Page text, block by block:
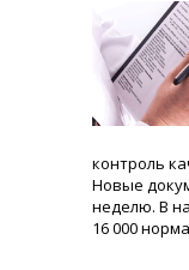
контроль
Новые
неделю. В
16 000